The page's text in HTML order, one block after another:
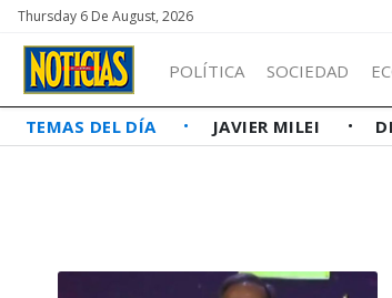
Thursday 6 De August, 2026
POLÍTICA SOCIEDAD
TEMAS DEL DÍA JAVIER MILEI